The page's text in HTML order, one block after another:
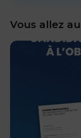
Vous allez